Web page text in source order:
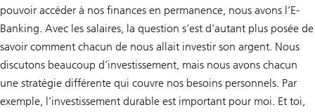
pouvoir accéder à nos finances en permanence, nous avons l’E-
Banking. Avec les salaires, la question s’est d’autant plus posée de
savoir comment chacun de nous allait investir son argent. Nous
discutons beaucoup d’investissement, mais nous avons chacun
une stratégie différente qui couvre nos besoins personnels. Par
exemple, l’investissement durable est important pour moi. Et toi,